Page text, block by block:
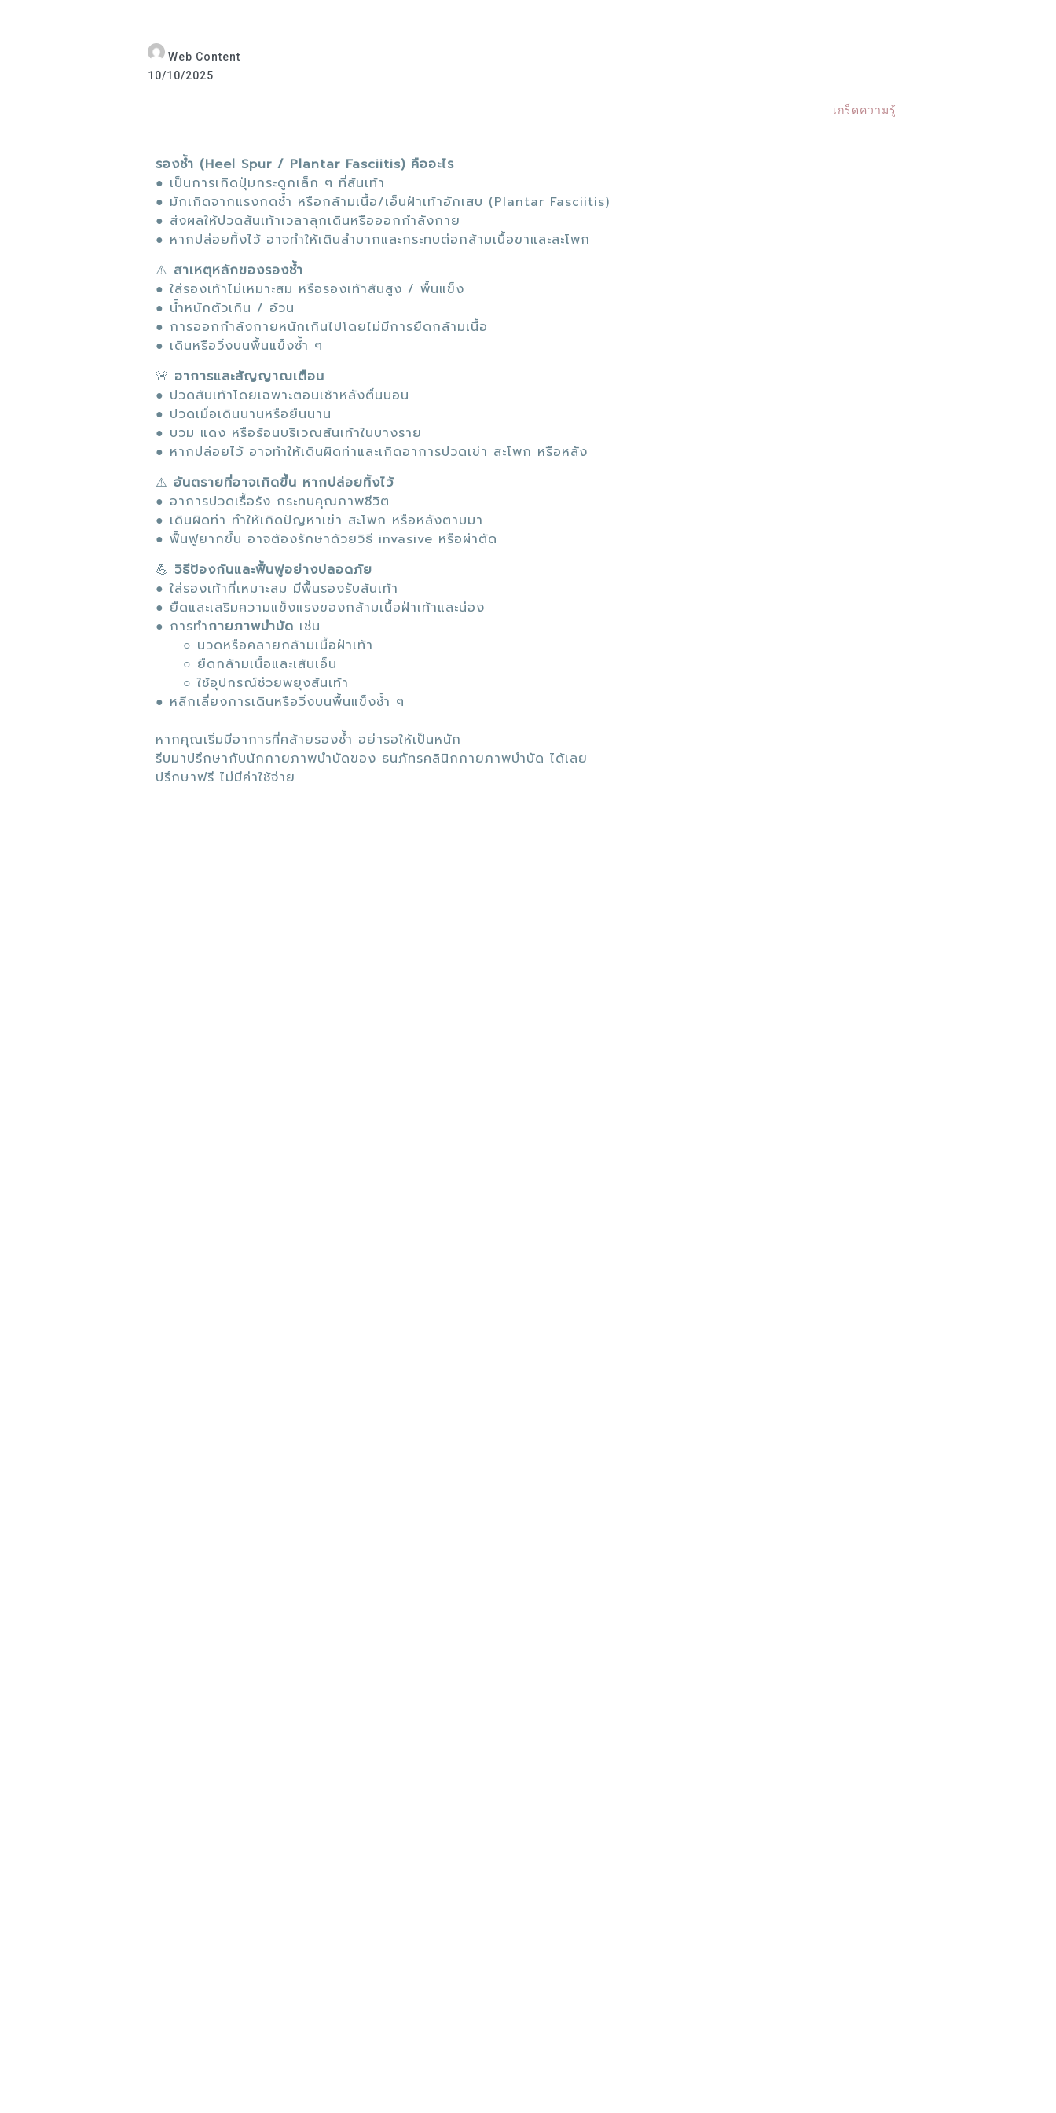
Web Content
10/10/2025
เกร็ดความรู้
รองช้ำ (Heel Spur / Plantar Fasciitis) คืออะไร
● เป็นการเกิดปุ่มกระดูกเล็ก ๆ ที่ส้นเท้า
● มักเกิดจากแรงกดซ้ำ หรือกล้ามเนื้อ/เอ็นฝ่าเท้าอักเสบ (Plantar Fasciitis)
● ส่งผลให้ปวดส้นเท้าเวลาลุกเดินหรือออกกำลังกาย
● หากปล่อยทิ้งไว้ อาจทำให้เดินลำบากและกระทบต่อกล้ามเนื้อขาและสะโพก
⚠️ สาเหตุหลักของรองช้ำ
● ใส่รองเท้าไม่เหมาะสม หรือรองเท้าส้นสูง / พื้นแข็ง
● น้ำหนักตัวเกิน / อ้วน
● การออกกำลังกายหนักเกินไปโดยไม่มีการยืดกล้ามเนื้อ
● เดินหรือวิ่งบนพื้นแข็งซ้ำ ๆ
🚨 อาการและสัญญาณเตือน
● ปวดส้นเท้าโดยเฉพาะตอนเช้าหลังตื่นนอน
● ปวดเมื่อเดินนานหรือยืนนาน
● บวม แดง หรือร้อนบริเวณส้นเท้าในบางราย
● หากปล่อยไว้ อาจทำให้เดินผิดท่าและเกิดอาการปวดเข่า สะโพก หรือหลัง
⚠️ อันตรายที่อาจเกิดขึ้น หากปล่อยทิ้งไว้
● อาการปวดเรื้อรัง กระทบคุณภาพชีวิต
● เดินผิดท่า ทำให้เกิดปัญหาเข่า สะโพก หรือหลังตามมา
● ฟื้นฟูยากขึ้น อาจต้องรักษาด้วยวิธี invasive หรือผ่าตัด
💪 วิธีป้องกันและฟื้นฟูอย่างปลอดภัย
● ใส่รองเท้าที่เหมาะสม มีพื้นรองรับส้นเท้า
● ยืดและเสริมความแข็งแรงของกล้ามเนื้อฝ่าเท้าและน่อง
● การทำกายภาพบำบัด เช่น
○ นวดหรือคลายกล้ามเนื้อฝ่าเท้า
○ ยืดกล้ามเนื้อและเส้นเอ็น
○ ใช้อุปกรณ์ช่วยพยุงส้นเท้า
● หลีกเลี่ยงการเดินหรือวิ่งบนพื้นแข็งซ้ำ ๆ
หากคุณเริ่มมีอาการที่คล้ายรองช้ำ อย่ารอให้เป็นหนัก
รีบมาปรึกษากับนักกายภาพบำบัดของ ธนภัทรคลินิกกายภาพบำบัด ได้เลย
ปรึกษาฟรี ไม่มีค่าใช้จ่าย